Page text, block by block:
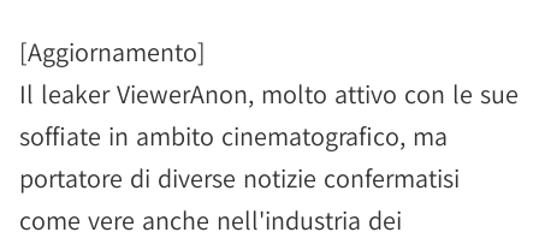
[Aggiornamento]
Il leaker ViewerAnon, molto attivo con le sue
soffiate in ambito cinematografico, ma
portatore di diverse notizie confermatisi
come vere anche nell'industria dei